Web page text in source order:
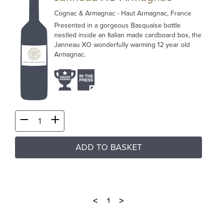
Cognac & Armagnac - Haut Armagnac, France
Presented in a gorgeous Basquaise bottle
nestled inside an Italian made cardboard box, the
Janneau XO wonderfully warming 12 year old
Armagnac.
ADD TO BASKET
< 1 >